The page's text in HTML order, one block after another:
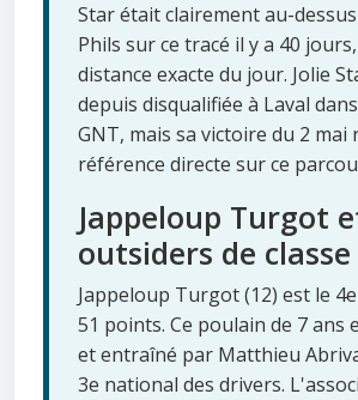
Star était clairement au-
Phils sur ce tracé il y a 40
distance exacte du jour. Jolie
depuis disqualifiée à Laval
GNT, mais sa victoire du 2 mai
référence directe sur ce
Jappeloup Turgot
outsiders de classe
Jappeloup Turgot (12) est le
51 points. Ce poulain de 7 ans
et entraîné par Matthieu
3e national des drivers.